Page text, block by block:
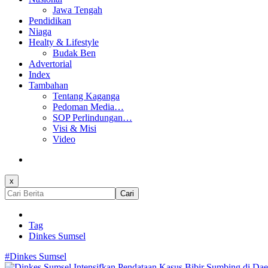
Jawa Tengah
Pendidikan
Niaga
Healty & Lifestyle
Budak Ben
Advertorial
Index
Tambahan
Tentang Kaganga
Pedoman Media…
SOP Perlindungan…
Visi & Misi
Video
x
Cari
Tag
Dinkes Sumsel
#Dinkes Sumsel